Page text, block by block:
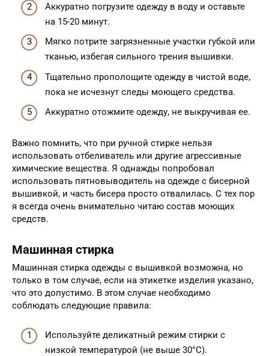
Аккуратно погрузите одежду в воду и оставьте
на 15-20 минут.
Мягко потрите загрязненные участки губкой или
тканью, избегая сильного трения вышивки.
Тщательно прополощите одежду в чистой воде,
пока не исчезнут следы моющего средства.
Аккуратно отожмите одежду, не выкручивая ее.
Важно помнить, что при ручной стирке нельзя
использовать отбеливатель или другие агрессивные
химические вещества. Я однажды попробовал
использовать пятновыводитель на одежде с бисерной
вышивкой, и часть бисера просто отвалилась. С тех пор
я всегда очень внимательно читаю состав моющих
средств.
Машинная стирка
Машинная стирка одежды с вышивкой возможна, но
только в том случае, если на этикетке изделия указано,
что это допустимо. В этом случае необходимо
соблюдать следующие правила:
Используйте деликатный режим стирки с
низкой температурой (не выше 30°C).